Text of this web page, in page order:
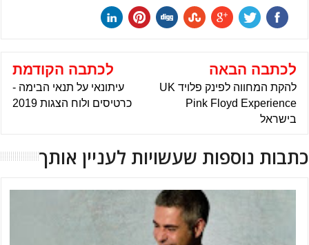
לכתבה הבאה
להקת המחווה לפינק פלויד UK
Pink Floyd Experience
בישראל
לכתבה הקודמת
עיתונאי על תנאי הבימה -
כרטיסים ולוח הצגות 2019
כתבות נוספות שעשויות לעניין אותך